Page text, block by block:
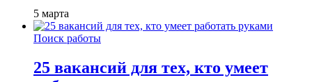
5 марта
Поиск работы
25 вакансий для тех, кто умеет